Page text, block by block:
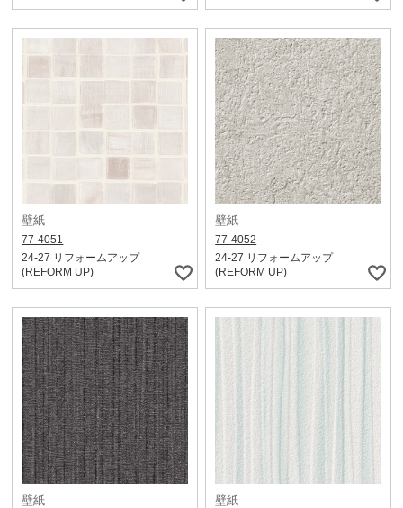
壁紙
77-4051
24-27 リフォームアップ
(REFORM UP)
壁紙
77-4052
24-27 リフォームアップ
(REFORM UP)
壁紙 壁紙